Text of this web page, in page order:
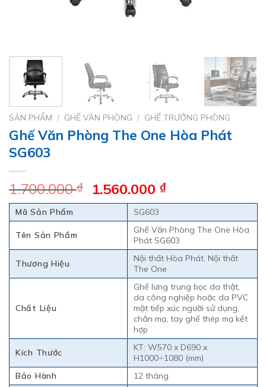
SẢN PHẨM / GHẾ VĂN PHÒNG / GHẾ TRƯỞNG PHÒNG
Ghế Văn Phòng The One Hòa Phát
SG603
1.700.000₫
Giá
gốc
là:
1.700.000 ₫.
1.560.000₫Giá
hiện
tại
là:
1.560.000 ₫.
Mã Sản Phẩm SG603
Tên Sản Phẩm
Ghế Văn Phòng The One Hòa
Phát SG603
Thương Hiệu
Nội thất Hòa Phát, Nội thất
The One
Chất Liệu
Ghế lưng trung bọc da thật,
da công nghiệp hoặc da PVC
mặt tiếp xúc người sử dụng,
chân mạ, tay ghế thép mạ kết
hợp
Kích Thước
KT: W570 x D690 x
H1000÷1080 (mm)
Bảo Hành
12 tháng